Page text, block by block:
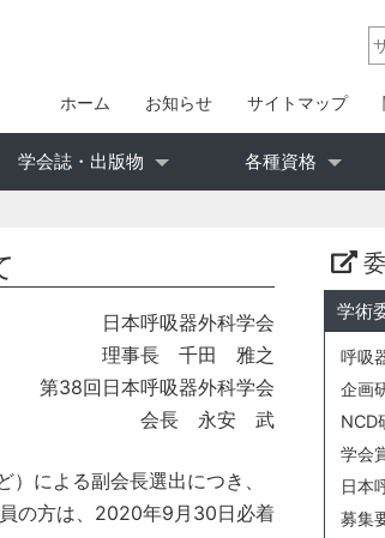
ホーム お知らせ サイトマップ
学会誌・出版物 各種資格
日本呼吸器外科学会
理事長 千田 雅之
第38回日本呼吸器外科学会
会長 永安 武
による副会長選出につき、
の方は、2020年9月30日必着
学術
呼吸
企画
NCD
学会
日本
募集